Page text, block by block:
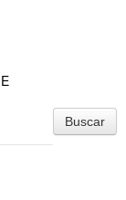
Buscar